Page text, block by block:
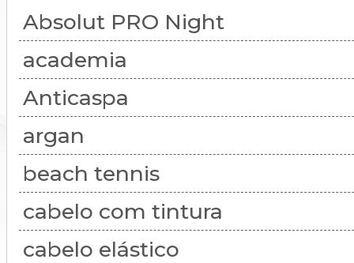
Absolut PRO Night
academia
Anticaspa
argan
beach tennis
cabelo com tintura
cabelo elástico